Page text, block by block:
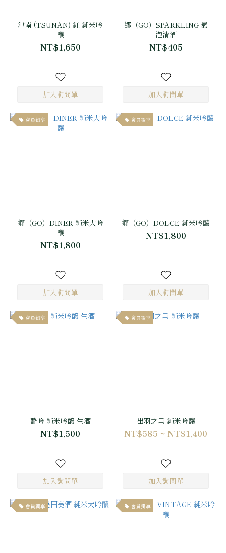
津南 (TSUNAN) 紅 純米吟
釀
NT$1,650
郷（GO）SPARKLING 氣
泡清酒
NT$405
會員獨享
郷（GO）DINER 純米大吟
釀
NT$1,800
會員獨享
郷（GO）DOLCE 純米吟釀
NT$1,800
會員獨享
酔吟 純米吟醸 生酒
NT$1,500
會員獨享
出羽之里 純米吟釀
NT$585 ~ NT$1,400
會員獨享 會員獨享